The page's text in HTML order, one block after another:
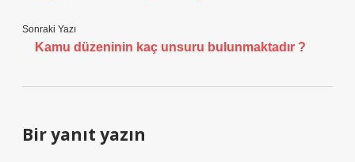
Sonraki Yazı
Kamu düzeninin kaç unsuru bulunmaktadır ?
Bir yanıt yazın